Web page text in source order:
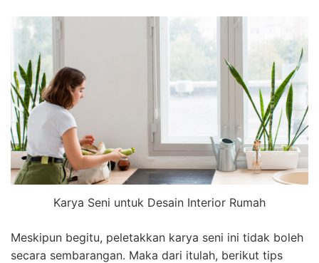
Karya Seni untuk Desain Interior Rumah
Meskipun begitu, peletakkan karya seni ini tidak boleh
secara sembarangan. Maka dari itulah, berikut tips